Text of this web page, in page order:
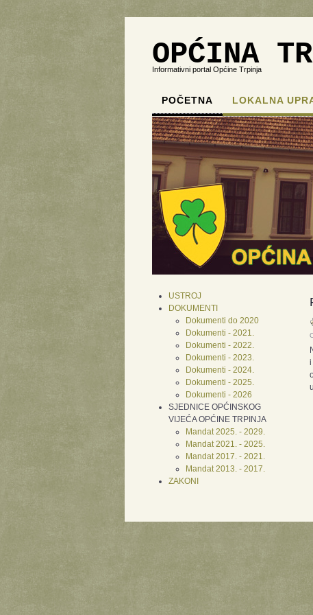
OPĆINA
Informativni portal Općine Trpinja
POČETNA LOKALNA
USTROJ
DOKUMENTI
Dokumenti do 2020
Dokumenti - 2021.
Dokumenti - 2022.
Dokumenti - 2023.
Dokumenti - 2024.
Dokumenti - 2025.
Dokumenti - 2026
SJEDNICE OPĆINSKOG
VIJEĆA OPĆINE TRPINJA
Mandat 2025. - 2029.
Mandat 2021. - 2025.
Mandat 2017. - 2021.
Mandat 2013. - 2017.
ZAKONI
i
Xvideos